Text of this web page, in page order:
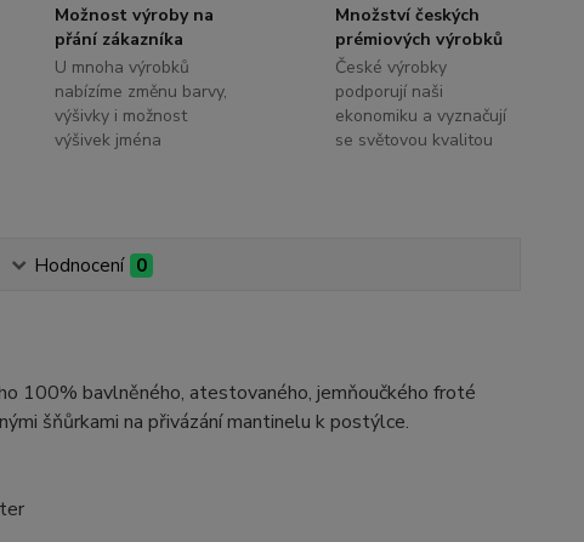
Možnost výroby na
přání zákazníka
U mnoha výrobků
nabízíme změnu barvy,
výšivky i možnost
výšivek jména
Množství českých
prémiových výrobků
České výrobky
podporují naši
ekonomiku a vyznačují
se světovou kvalitou
Hodnocení 0
100% bavlněného, atestovaného, jemňoučkého froté
šňůrkami na přivázání mantinelu k postýlce.